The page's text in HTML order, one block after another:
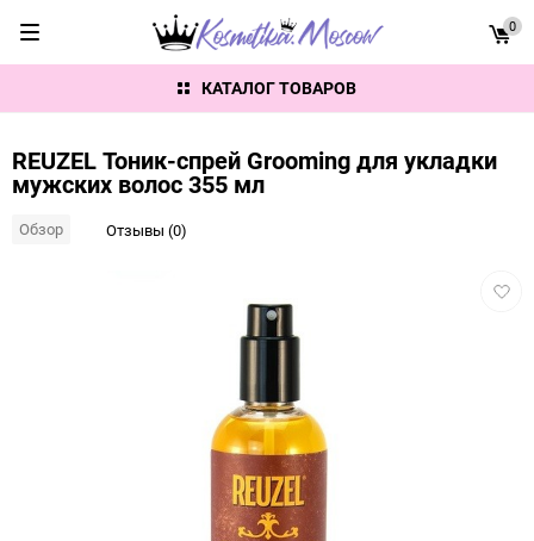
КАТАЛОГ ТОВАРОВ
0
REUZEL Тоник-спрей Grooming для укладки
мужских волос 355 мл
Обзор Отзывы (0)